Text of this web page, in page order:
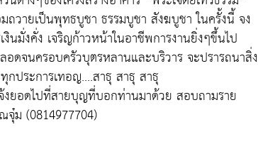
วายเป็นพุทธบูชา ธรรมบูชา สังฆบูชา ในครั้งนี้ จง
นมั่งคั่ง เจริญก้าวหน้าในอาชีพการงานยิ่งๆขึ้นไป
ดจนครอบครัวบุตรหลานและบริวาร จะปรารถนาสิ่ง
กประการเทอญ....สาธุ สาธุ สาธุ
ยอดไปที่สายบุญที่บอกท่านมาด้วย สอบถามราย
ม (0814977704)